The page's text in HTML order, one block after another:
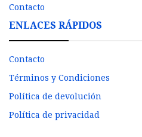
Contacto
ENLACES RÁPIDOS
Contacto
Términos y Condiciones
Política de devolución
Política de privacidad